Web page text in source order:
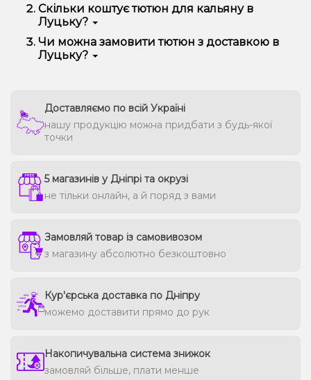
Найчастіше в Луцьку замовляють Pixtea, Jibiar,
Adalya, CULTt, 420, Serbetli та інші - за багатий смак,
аромат та відмінну димність.
Скільки коштує тютюн для кальяну в
Луцьку?
У середньому ціна варіюється від 90 до 450 грн за
100 г в залежності від бренду та лінійки. Преміальні
марки можуть коштувати дорожче.
Чи можна замовити тютюн з доставкою в
Луцьку?
Доставляємо по всій Україні
нашу продукцію можна придбати з будь-якої
точки
5 магазинів у Дніпрі та окрузі
не тільки онлайн, а й поряд з вами
Замовляй товар із самовивозом
з магазину абсолютно безкоштовно
Кур'єрська доставка по Дніпру
можемо доставити прямо до рук
Накопичувальна система знижок
замовляй більше, плати менше